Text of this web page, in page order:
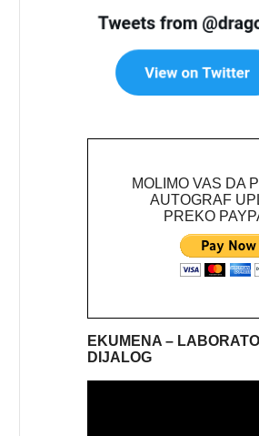
MOLIMO VAS DA
AUTOGRAF
PREKO
EKUMENA –
DIJALOG